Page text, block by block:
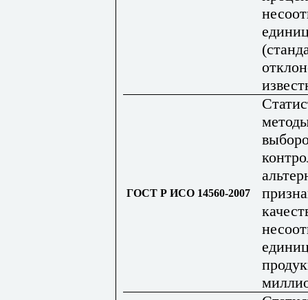
ГОСТ Р ИСО 14560-2007